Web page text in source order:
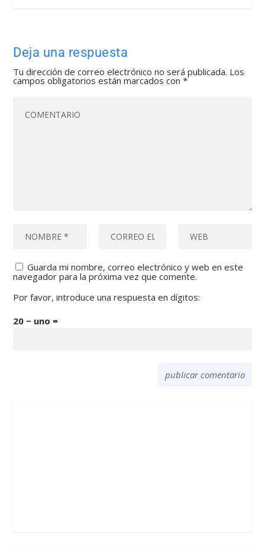
Deja una respuesta
Tu dirección de correo electrónico no será publicada. Los
campos obligatorios están marcados con*
Guarda mi nombre, correo electrónico y web en este
navegador para la próxima vez que comente.
Por favor, introduce una respuesta en dígitos:
20 − uno =